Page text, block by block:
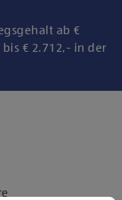
ab €
€ 2.712,- in der